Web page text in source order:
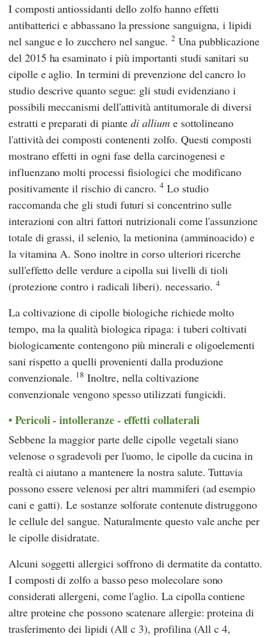
I composti antiossidanti dello zolfo hanno effetti
antibatterici e abbassano la pressione sanguigna, i lipidi
nel sangue e lo zucchero nel sangue.2 Una pubblicazione
del 2015 ha esaminato i più importanti studi sanitari su
cipolle e aglio. In termini di prevenzione del cancro lo
studio descrive quanto segue: gli studi evidenziano i
possibili meccanismi dell'attività antitumorale di diversi
estratti e preparati di piantedi alliume sottolineano
l'attività dei composti contenenti zolfo. Questi composti
mostrano effetti in ogni fase della carcinogenesi e
influenzano molti processi fisiologici che modificano
positivamente il rischio di cancro.4 Lo studio
raccomanda che gli studi futuri si concentrino sulle
interazioni con altri fattori nutrizionali come l'assunzione
totale di grassi, il selenio, la metionina (amminoacido) e
la vitamina A. Sono inoltre in corso ulteriori ricerche
sull'effetto delle verdure a cipolla sui livelli di tioli
(protezione contro i radicali liberi). necessario.4
La coltivazione di cipolle biologiche richiede molto
tempo, ma la qualità biologica ripaga: i tuberi coltivati
biologicamente contengono più minerali e oligoelementi
sani rispetto a quelli provenienti dalla produzione
convenzionale. 18 Inoltre, nella coltivazione
convenzionale vengono spesso utilizzati fungicidi.
Pericoli - intolleranze - effetti collaterali
Sebbene la maggior parte delle cipolle vegetali siano
velenose o sgradevoli per l'uomo, le cipolle da cucina in
realtà ci aiutano a mantenere la nostra salute. Tuttavia
possono essere velenosi per altri mammiferi (ad esempio
cani e gatti). Le sostanze solforate contenute distruggono
le cellule del sangue. Naturalmente questo vale anche per
le cipolle disidratate.
Alcuni soggetti allergici soffrono di dermatite da contatto.
I composti di zolfo a basso peso molecolare sono
considerati allergeni, come l'aglio. La cipolla contiene
altre proteine che possono scatenare allergie: proteina di
trasferimento dei lipidi (All c 3), profilina (All c 4,